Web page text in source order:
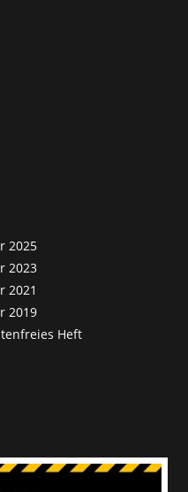
2025
2023
2021
2019
Heft